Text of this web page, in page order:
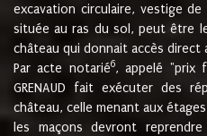
excavation circulaire, vestige
située au ras du sol, peut être
château qui donnait accès direct
Par acte notarié6, appelé "prix
GRENAUD fait exécuter des
château, celle menant aux
les maçons devront